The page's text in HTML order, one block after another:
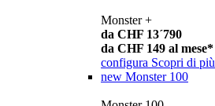
Monster +
da CHF 13´790
da CHF 149 al mese*
configura Scopri di più
new Monster 100